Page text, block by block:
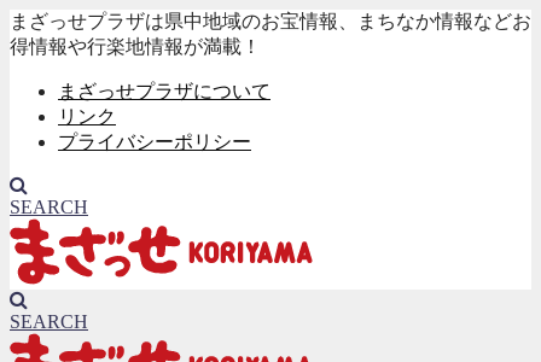
まざっせプラザは県中地域のお宝情報、まちなか情報などお
得情報や行楽地情報が満載！
まざっせプラザについて
リンク
プライバシーポリシー
SEARCH
SEARCH